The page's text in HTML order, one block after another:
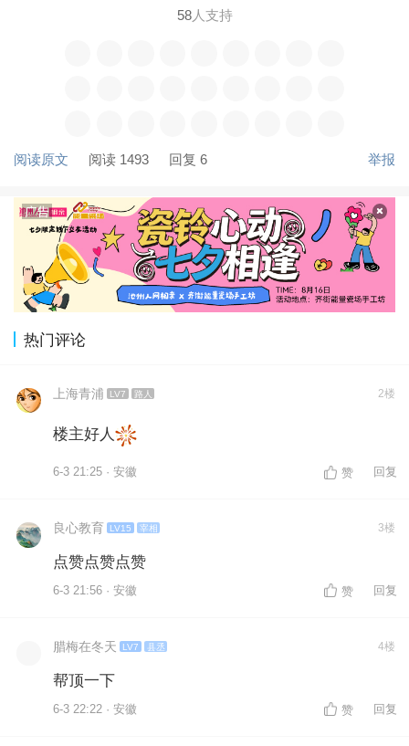
58人支持
阅读原文 阅读 1493 回复 6 举报
热门评论
上海青浦 LV7 路人 2楼
楼主好人
6-3 21:25 · 安徽 赞 回复
良心教育 LV15 宰相 3楼
点赞点赞点赞
6-3 21:56 · 安徽 赞 回复
腊梅在冬天 LV7 县丞 4楼
帮顶一下
6-3 22:22 · 安徽 赞 回复